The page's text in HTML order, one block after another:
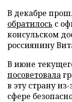
В декабре
обратилось с
консульском
россиянину
В июне
посоветовала
в эту страну
сфере